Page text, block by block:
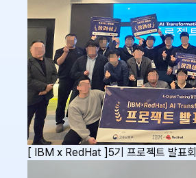
[ IBM x RedHat ]5기 프로젝트 발표회